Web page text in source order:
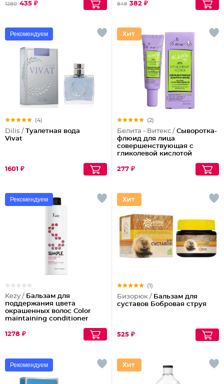
1280 435 ₽ 849 382 ₽
Рекомендуем
(4)
Dilis / Туалетная вода
Vivat
1601 ₽
(2)
Белита - Витекс / Сыворотка-
флюид для лица
совершенствующая с
гликолевой кислотой
277 ₽
Рекомендуем
Kezy / Бальзам для
поддержания цвета
окрашенных волос Color
maintaining conditioner
1278 ₽
(1)
Бизорюк / Бальзам для
суставов Бобровая струя
525 ₽
Рекомендуем